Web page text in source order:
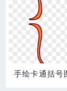
手绘卡通括号